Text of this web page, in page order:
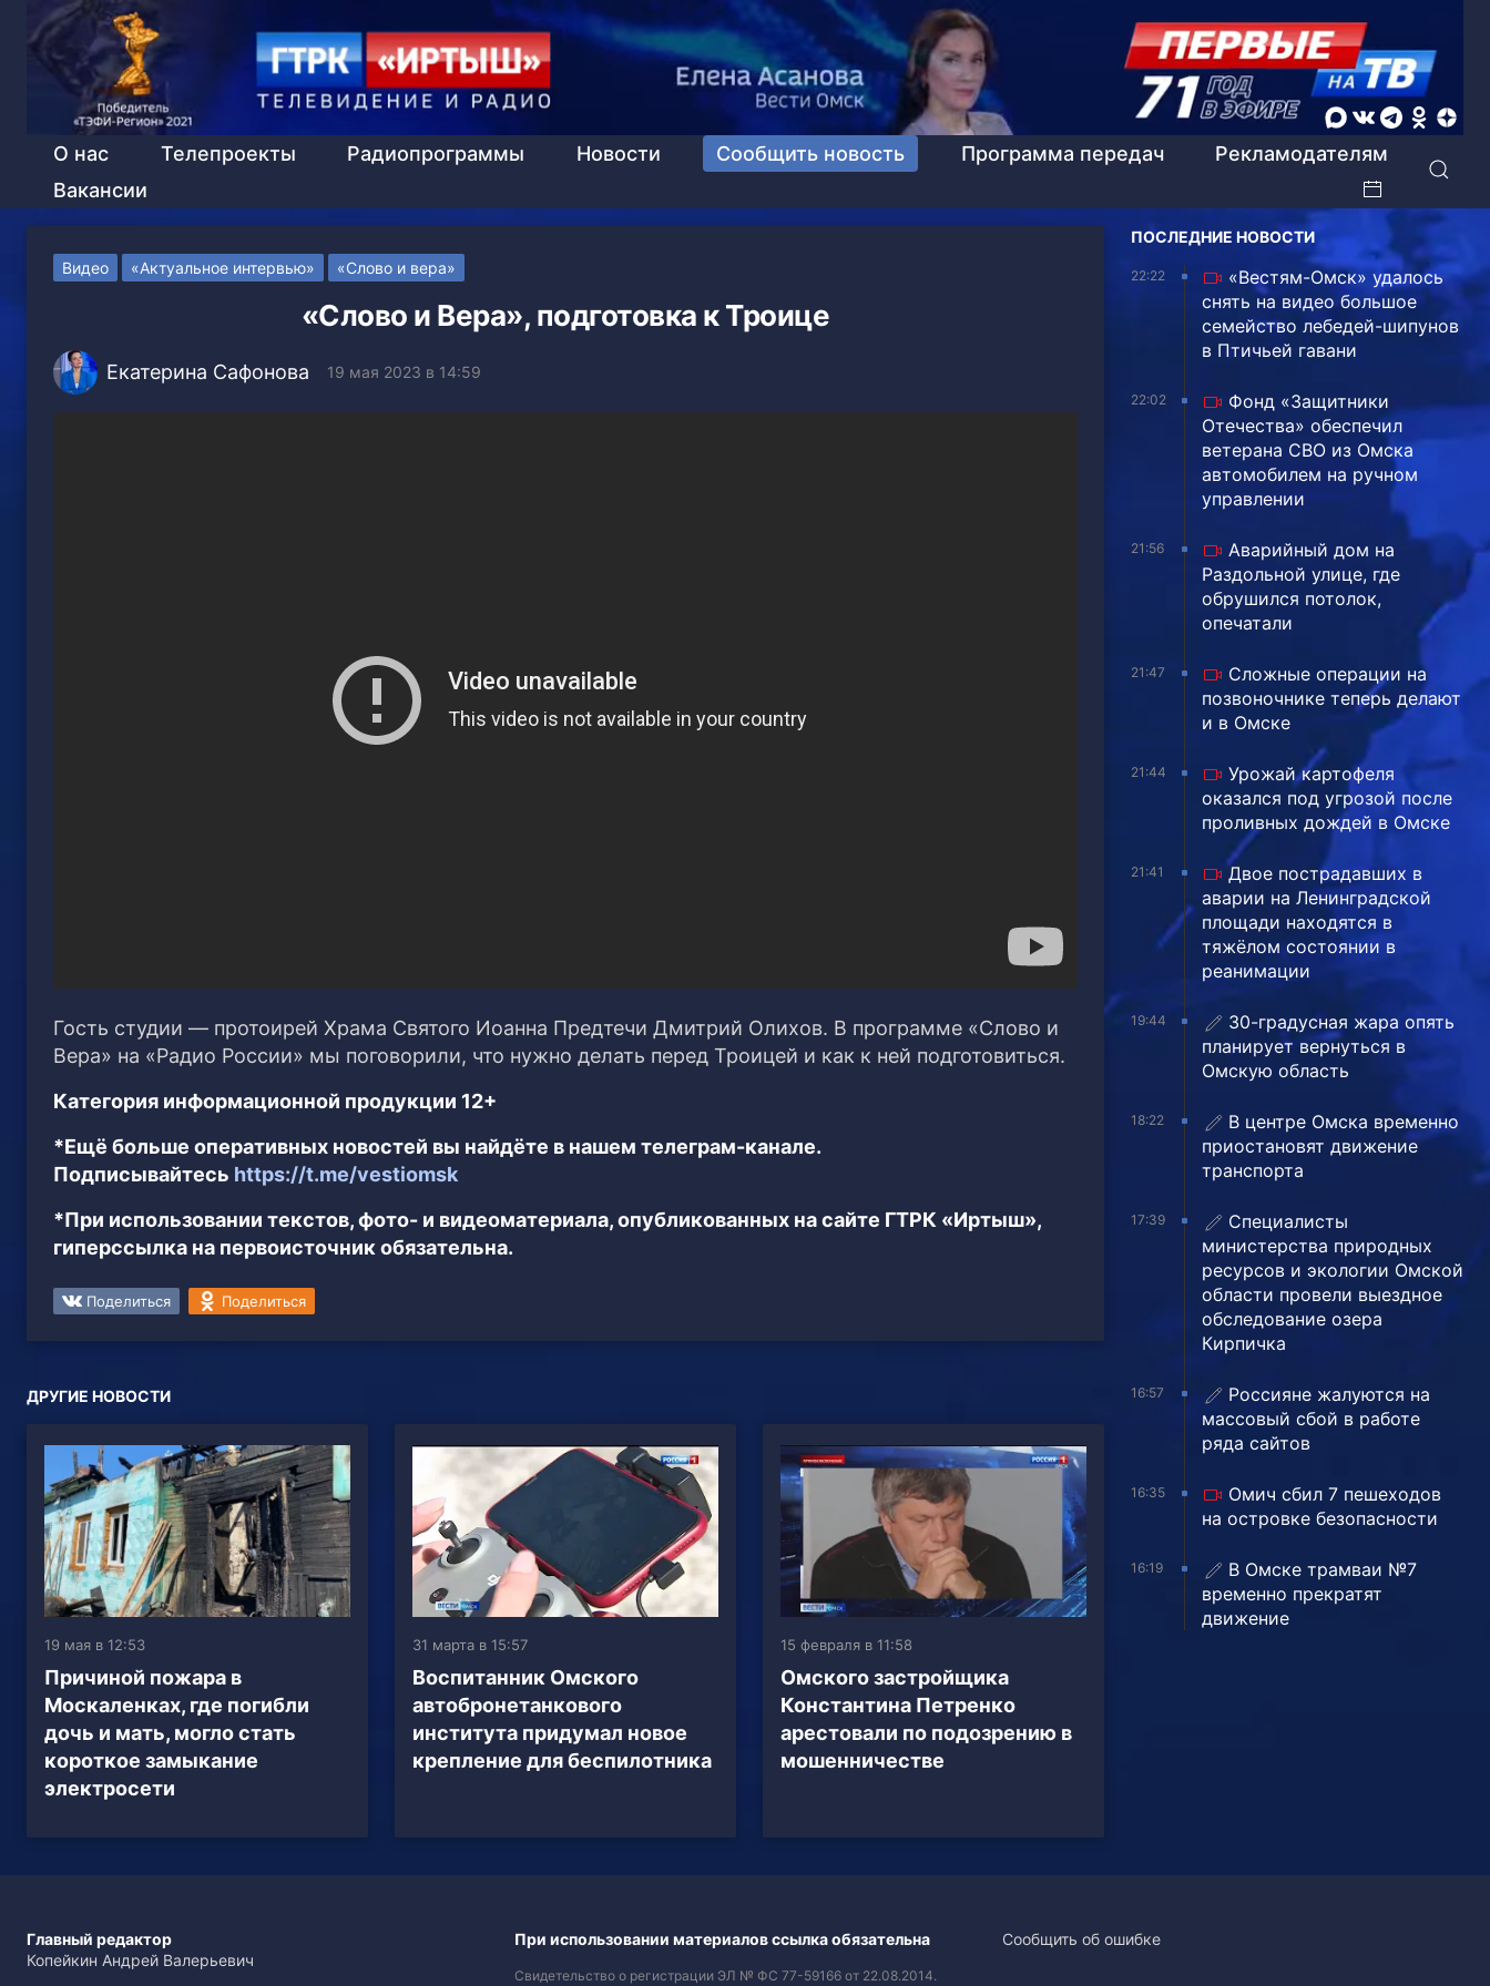
О нас Телепроекты Радиопрограммы Новости Сообщить новость Программа передач
Рекламодателям
Вакансии
Видео «Актуальное интервью» «Слово и вера»
«Слово и Вера», подготовка к Троице
Екатерина Сафонова 19 мая 2023 в 14:59
Гость студии — протоирей Храма Святого Иоанна Предтечи Дмитрий Олихов. В программе «Слово и
Вера» на «Радио России» мы поговорили, что нужно делать перед Троицей и как к ней подготовиться.
Категория информационной продукции 12+
*Ещё больше оперативных новостей вы найдёте в нашем телеграм-канале.
Подписывайтесь https://t.me/vestiomsk
*При использовании текстов, фото- и видеоматериала, опубликованных на сайте ГТРК «Иртыш»,
гиперссылка на первоисточник обязательна.
Поделиться Поделиться
ДРУГИЕ НОВОСТИ
19 мая в 12:53
Причиной пожара в
Москаленках, где погибли
дочь и мать, могло стать
короткое замыкание
электросети
31 марта в 15:57
Воспитанник Омского
автобронетанкового
института придумал новое
крепление для беспилотника
15 февраля в 11:58
Омского застройщика
Константина Петренко
арестовали по подозрению в
мошенничестве
ПОСЛЕДНИЕ НОВОСТИ
22:22
«Вестям-Омск» удалось
снять на видео большое
семейство лебедей-шипунов
в Птичьей гавани
22:02
Фонд «Защитники
Отечества» обеспечил
ветерана СВО из Омска
автомобилем на ручном
управлении
21:56
Аварийный дом на
Раздольной улице, где
обрушился потолок,
опечатали
21:47
Сложные операции на
позвоночнике теперь делают
и в Омске
21:44
Урожай картофеля
оказался под угрозой после
проливных дождей в Омске
21:41
Двое пострадавших в
аварии на Ленинградской
площади находятся в
тяжёлом состоянии в
реанимации
19:44
30-градусная жара опять
планирует вернуться в
Омскую область
18:22
В центре Омска временно
приостановят движение
транспорта
17:39
Специалисты
министерства природных
ресурсов и экологии Омской
области провели выездное
обследование озера
Кирпичка
16:57
Россияне жалуются на
массовый сбой в работе
ряда сайтов
16:35
Омич сбил 7 пешеходов
на островке безопасности
16:19
В Омске трамваи №7
временно прекратят
движение
Главный редактор
Копейкин Андрей Валерьевич
При использовании материалов ссылка обязательна
Свидетельство о регистрации ЭЛ № ФС 77-59166 от 22.08.2014.
Сообщить об ошибке